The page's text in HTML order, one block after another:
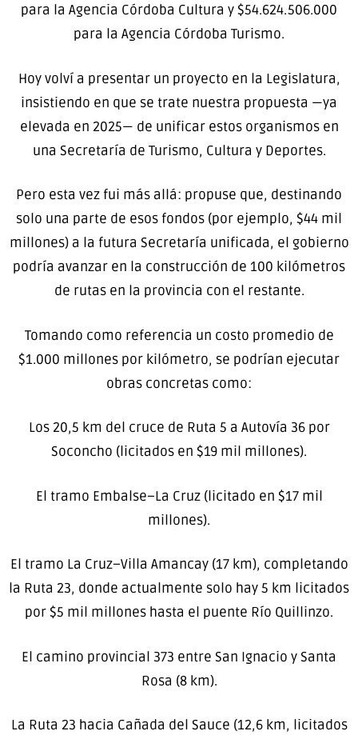
para la Agencia Córdoba Cultura y $54.624.506.000
para la Agencia Córdoba Turismo.
Hoy volví a presentar un proyecto en la Legislatura,
insistiendo en que se trate nuestra propuesta —ya
elevada en 2025— de unificar estos organismos en
una Secretaría de Turismo, Cultura y Deportes.
Pero esta vez fui más allá: propuse que, destinando
solo una parte de esos fondos (por ejemplo, $44 mil
millones) a la futura Secretaría unificada, el gobierno
podría avanzar en la construcción de 100 kilómetros
de rutas en la provincia con el restante.
Tomando como referencia un costo promedio de
$1.000 millones por kilómetro, se podrían ejecutar
obras concretas como:
Los 20,5 km del cruce de Ruta 5 a Autovía 36 por
Soconcho (licitados en $19 mil millones).
El tramo Embalse–La Cruz (licitado en $17 mil
millones).
El tramo La Cruz–Villa Amancay (17 km), completando
la Ruta 23, donde actualmente solo hay 5 km licitados
por $5 mil millones hasta el puente Río Quillinzo.
El camino provincial 373 entre San Ignacio y Santa
Rosa (8 km).
La Ruta 23 hacia Cañada del Sauce (12,6 km, licitados